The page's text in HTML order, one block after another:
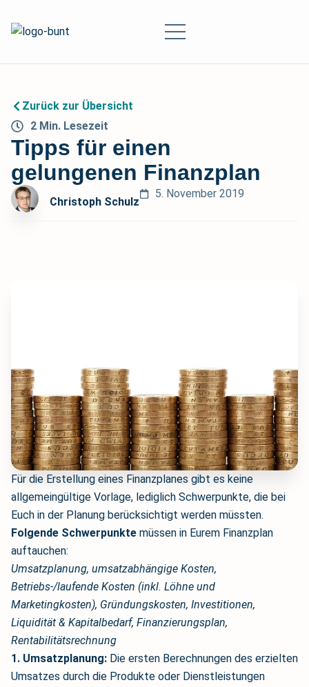
Zurück zur Übersicht
2 Min.Lesezeit
Tipps für einen
gelungenen Finanzplan
Christoph Schulz
5. November 2019
Für die Erstellung eines Finanzplanes gibt es keine
allgemeingültige Vorlage, lediglich Schwerpunkte, die bei
Euch in der Planung berücksichtigt werden müssten.
Folgende Schwerpunkte müssen in Eurem Finanzplan
auftauchen:
Umsatzplanung, umsatzabhängige Kosten,
Betriebs-/laufende Kosten (inkl. Löhne und
Marketingkosten), Gründungskosten, Investitionen,
Liquidität & Kapitalbedarf, Finanzierungsplan,
Rentabilitätsrechnung
1. Umsatzplanung: Die ersten Berechnungen des erzielten
Umsatzes durch die Produkte oder Dienstleistungen